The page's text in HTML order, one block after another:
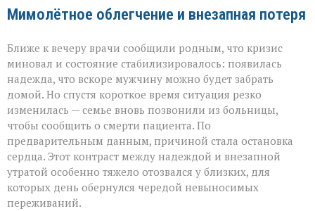
Мимолётное облегчение и внезапная потеря
Ближе к вечеру врачи сообщили родным, что кризис
миновал и состояние стабилизировалось: появилась
надежда, что вскоре мужчину можно будет забрать
домой. Но спустя короткое время ситуация резко
изменилась — семье вновь позвонили из больницы,
чтобы сообщить о смерти пациента. По
предварительным данным, причиной стала остановка
сердца. Этот контраст между надеждой и внезапной
утратой особенно тяжело отозвался у близких, для
которых день обернулся чередой невыносимых
переживаний.